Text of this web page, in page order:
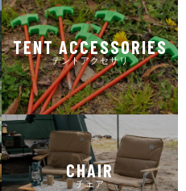
TENT ACCESSORIES
テントアクセサリ
CHAIR
チェア